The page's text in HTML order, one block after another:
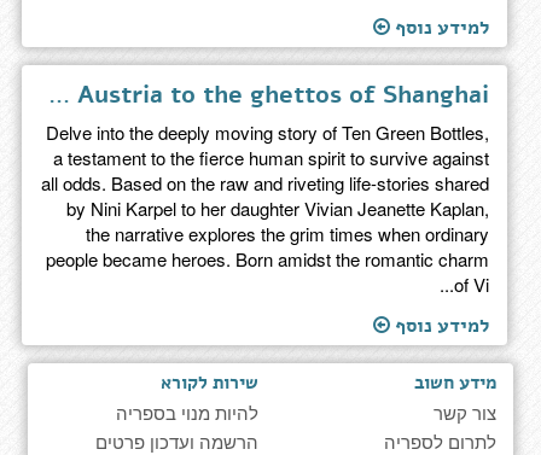
למידע נוסף
Ten Green Bottles - he true story of one family's journey from war-torn Austria to the ghettos of Shanghai
Delve into the deeply moving story of Ten Green Bottles,
a testament to the fierce human spirit to survive against
all odds. Based on the raw and riveting life-stories shared
by Nini Karpel to her daughter Vivian Jeanette Kaplan,
the narrative explores the grim times when ordinary
people became heroes. Born amidst the romantic charm
of Vi...
למידע נוסף
מידע חשוב
צור קשר
לתרום לספריה
שירות לקורא
להיות מנוי בספריה
הרשמה ועדכון פרטים